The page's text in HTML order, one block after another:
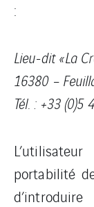
:
Lieu-dit « La
16380 –
Tél. : +33 (0)5
portabilité